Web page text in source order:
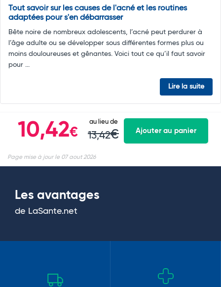
Tout savoir sur les causes de l'acné et les routines
adaptées pour s'en débarrasser
Bête noire de nombreux adolescents, l’acné peut perdurer à
l’âge adulte ou se développer sous différentes formes plus ou
moins douloureuses et gênantes. Voici tout ce qu’il faut savoir
pour ...
Lire la suite
10,42€
au lieu de
13,42€ Ajouter au panier
Page mise à jour le 07 aout 2026
Les avantages
de LaSante.net